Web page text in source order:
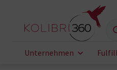
Unternehmen